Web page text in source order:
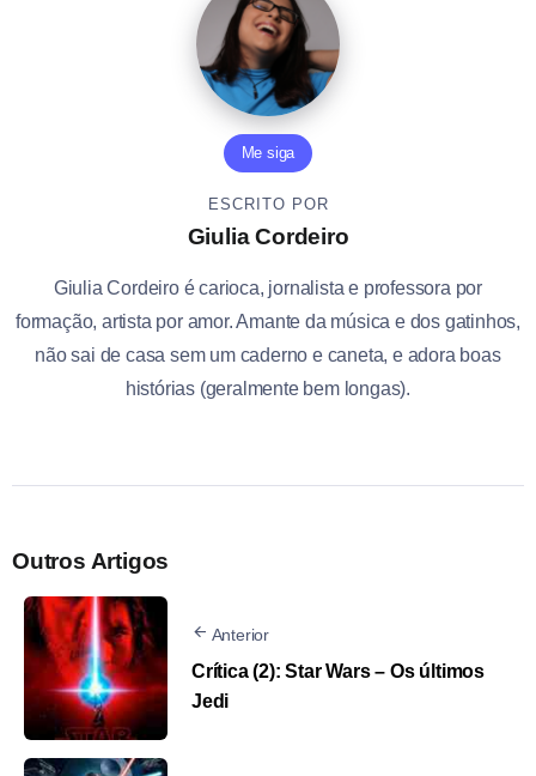
Me siga
ESCRITO POR
Giulia Cordeiro
Giulia Cordeiro é carioca, jornalista e professora por
formação, artista por amor. Amante da música e dos gatinhos,
não sai de casa sem um caderno e caneta, e adora boas
histórias (geralmente bem longas).
Outros Artigos
Anterior
Crítica (2): Star Wars – Os últimos
Jedi